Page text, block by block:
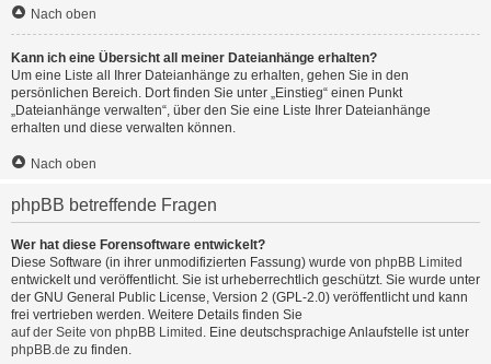
Nach oben
Kann ich eine Übersicht all meiner Dateianhänge erhalten?
Um eine Liste all Ihrer Dateianhänge zu erhalten, gehen Sie in den
persönlichen Bereich. Dort finden Sie unter „Einstieg“ einen Punkt
„Dateianhänge verwalten“, über den Sie eine Liste Ihrer Dateianhänge
erhalten und diese verwalten können.
Nach oben
phpBB betreffende Fragen
Wer hat diese Forensoftware entwickelt?
Diese Software (in ihrer unmodifizierten Fassung) wurde von phpBB Limited
entwickelt und veröffentlicht. Sie ist urheberrechtlich geschützt. Sie wurde unter
der GNU General Public License, Version 2 (GPL-2.0) veröffentlicht und kann
frei vertrieben werden. Weitere Details finden Sie
auf der Seite von phpBB Limited . Eine deutschsprachige Anlaufstelle ist unter
phpBB.de zu finden.